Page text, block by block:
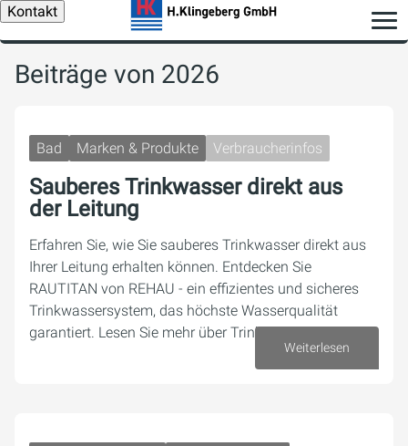
Kontakt
Beiträge von 2026
Bad Marken & Produkte Verbraucherinfos
Sauberes Trinkwasser direkt aus
der Leitung
Erfahren Sie, wie Sie sauberes Trinkwasser direkt aus
Ihrer Leitung erhalten können. Entdecken Sie
RAUTITAN von REHAU - ein effizientes und sicheres
Trinkwassersystem, das höchste Wasserqualität
garantiert. Lesen Sie mehr über Trinkwasserhygiene,…
Weiterlesen